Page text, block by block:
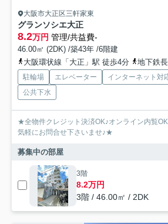
大阪市大正区三軒家東
グランソシエ大正
8.2万円 管理/共益費-
46.00㎡ (2DK) /築43年 /6階建
大阪環状線「大正」駅 徒歩4分
地下鉄長堀
駐輪場 エレベーター インターネット対
公共下水
★全物件クレジット決済OK♪オンライン内覧
気軽にお問合せ下さいませ♪★
募集中の部屋
3階
8.2万円
3階 / 46.00㎡ / 2DK